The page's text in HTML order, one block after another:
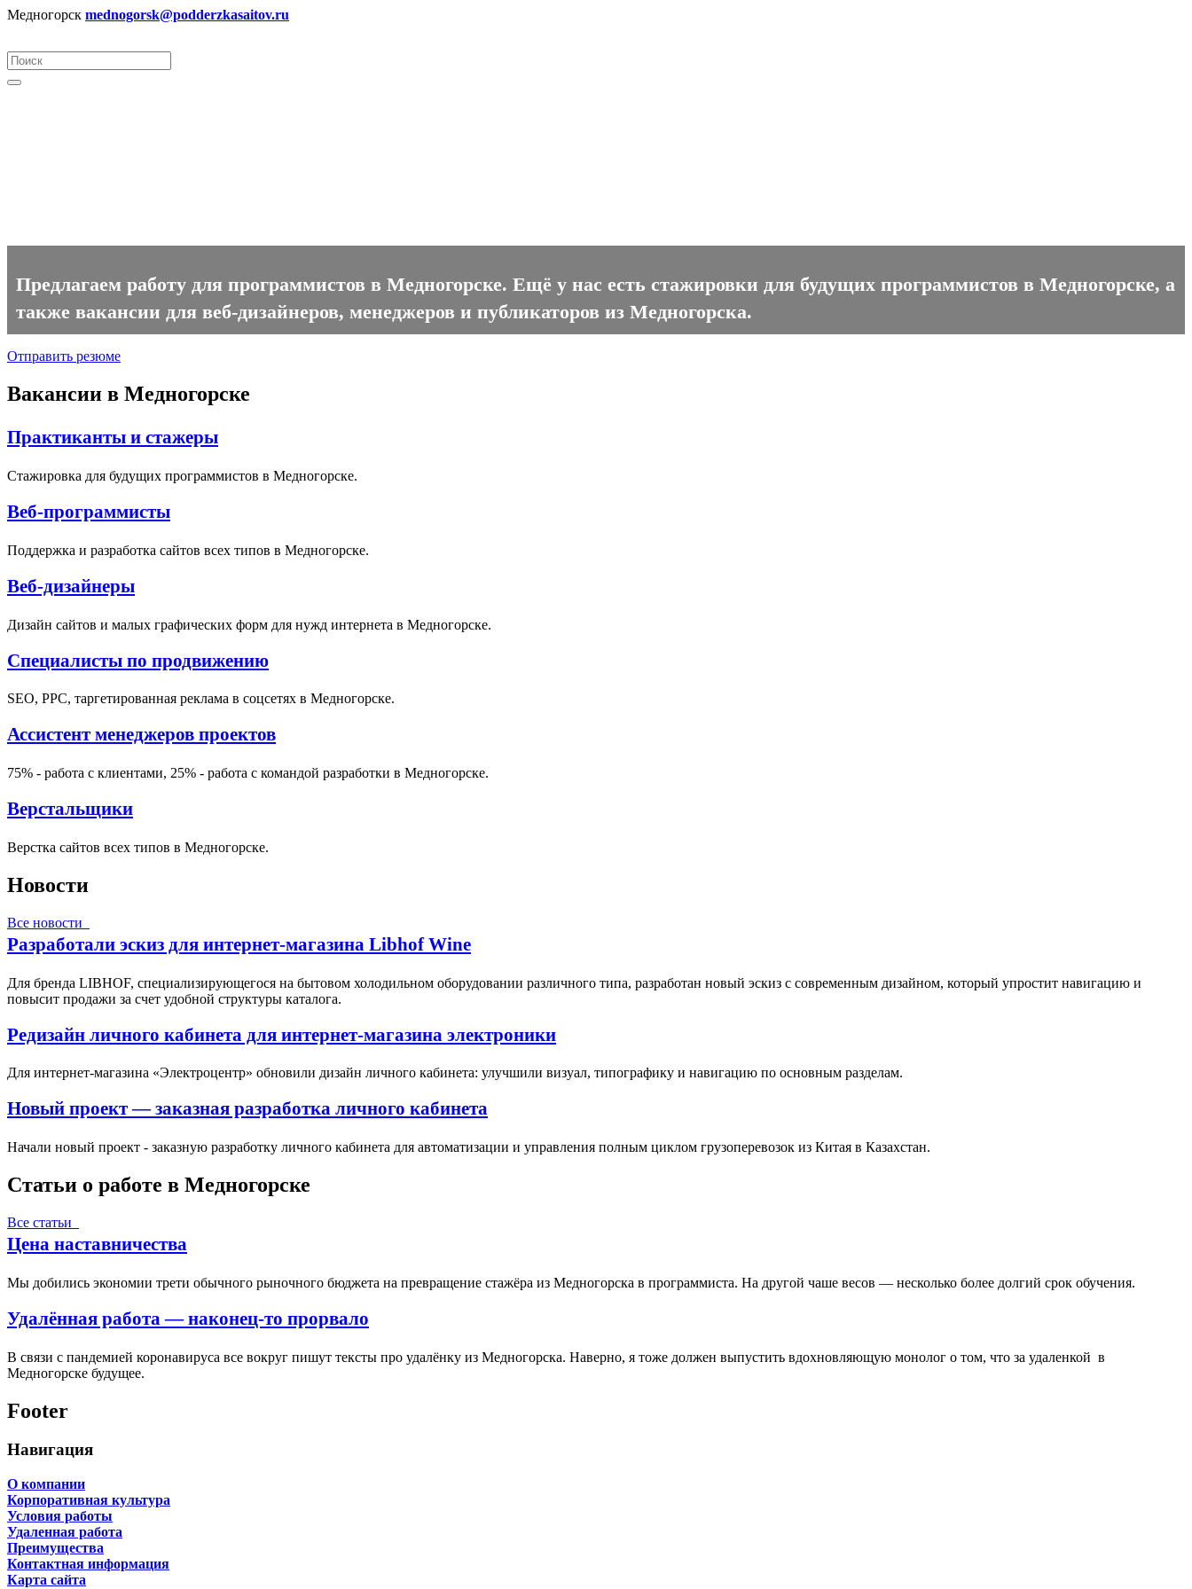
Медногорск mednogorsk@podderzkasaitov.ru
Предлагаем работу для программистов в Медногорске. Ещё у нас есть стажировки для будущих программистов в Медногорске, а
также вакансии для веб-дизайнеров, менеджеров и публикаторов из Медногорска.
Отправить резюме
Вакансии в Медногорске
Практиканты и стажеры
Стажировка для будущих программистов в Медногорске.
Веб-программисты
Поддержка и разработка сайтов всех типов в Медногорске.
Веб-дизайнеры
Дизайн сайтов и малых графических форм для нужд интернета в Медногорске.
Специалисты по продвижению
SEO, PPC, таргетированная реклама в соцсетях в Медногорске.
Ассистент менеджеров проектов
75% - работа с клиентами, 25% - работа с командой разработки в Медногорске.
Верстальщики
Верстка сайтов всех типов в Медногорске.
Новости
Все новости
Разработали эскиз для интернет-магазина Libhof Wine
Для бренда LIBHOF, специализирующегося на бытовом холодильном оборудовании различного типа, разработан новый эскиз с современным дизайном, который упростит навигацию и
повысит продажи за счет удобной структуры каталога.
Редизайн личного кабинета для интернет-магазина электроники
Для интернет-магазина «Электроцентр» обновили дизайн личного кабинета: улучшили визуал, типографику и навигацию по основным разделам.
Новый проект — заказная разработка личного кабинета
Начали новый проект - заказную разработку личного кабинета для автоматизации и управления полным циклом грузоперевозок из Китая в Казахстан.
Статьи о работе в Медногорске
Все статьи
Цена наставничества
Мы добились экономии трети обычного рыночного бюджета на превращение стажёра из Медногорска в программиста. На другой чаше весов — несколько более долгий срок обучения.
Удалённая работа — наконец-то прорвало
В связи с пандемией коронавируса все вокруг пишут тексты про удалёнку из Медногорска. Наверно, я тоже должен выпустить вдохновляющую монолог о том, что за удаленкой в
Медногорске будущее.
Footer
Навигация
О компании
Корпоративная культура
Условия работы
Удаленная работа
Преимущества
Контактная информация
Карта сайта